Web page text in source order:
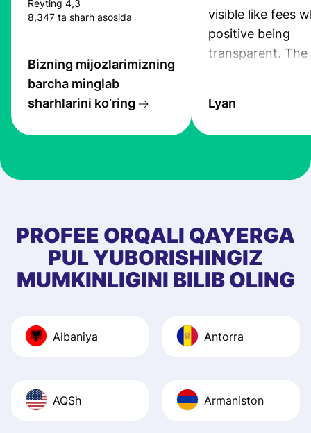
Reyting 4,3
8,347 ta sharh asosida
Bizning mijozlarimizning
barcha minglab
sharhlarini ko’ring
visible like fees
positive being
transparent. The
the exchange
at Profee is very
first started
app, and they
quick to provide
and helpful
Recommend it!
Lyan
PROFEE ORQALI QAYERGA
PUL YUBORISHINGIZ
MUMKINLIGINI BILIB OLING
Albaniya Antorra
AQSh Armaniston